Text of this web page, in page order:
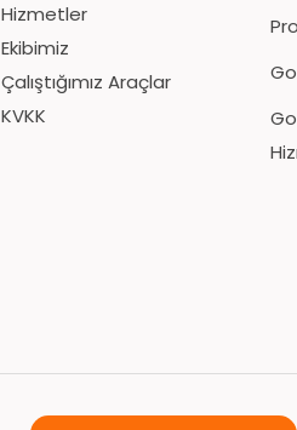
Hizmetler
Ekibimiz
Çalıştığımız Araçlar
KVKK